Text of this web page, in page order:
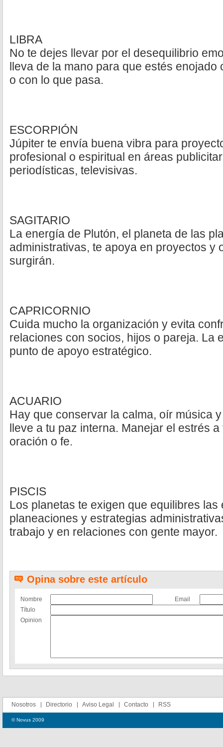
LIBRA
No te dejes llevar por el desequilibrio
lleva de la mano para que estés enojado
o con lo que pasa.
ESCORPIÓN
Júpiter te envía buena vibra para
profesional o espiritual en áreas
periodísticas, televisivas.
SAGITARIO
La energía de Plutón, el planeta de las
administrativas, te apoya en proyectos y
surgirán.
CAPRICORNIO
Cuida mucho la organización y evita
relaciones con socios, hijos o pareja. La
punto de apoyo estratégico.
ACUARIO
Hay que conservar la calma, oír música
lleve a tu paz interna. Manejar el estrés
oración o fe.
PISCIS
Los planetas te exigen que equilibres las
planeaciones y estrategias
trabajo y en relaciones con gente mayor.
Opina sobre este artículo
Nombre
Email
Título
Opinion
Nosotros Directorio Aviso Legal Contacto RSS
© Novus 2009